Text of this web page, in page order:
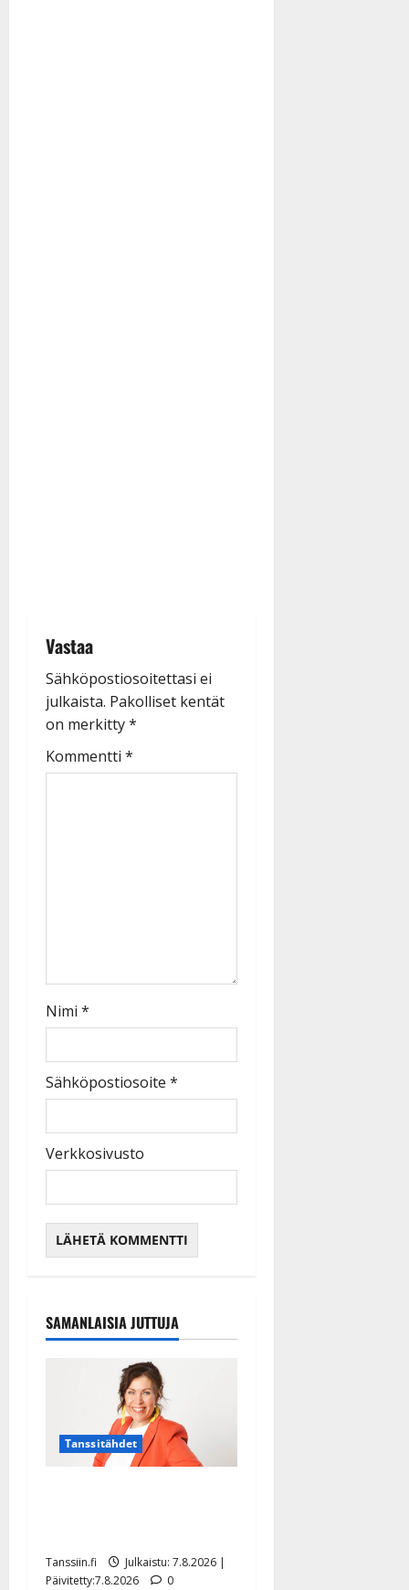
Vastaa
Sähköpostiosoitettasi ei
julkaista. Pakolliset kentät
on merkitty*
Kommentti *
Nimi *
Sähköpostiosoite *
Verkkosivusto
SAMANLAISIA JUTTUJA
Tanssitähdet
Tanssiin.fi
Julkaistu: 7.8.2026 |
Päivitetty:7.8.2026
0